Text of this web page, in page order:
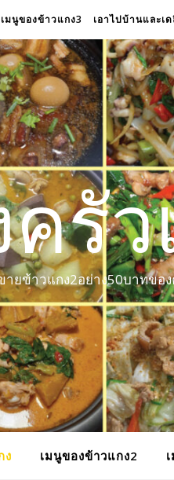
เมนูของข้าวแกง3 เอาไปบ้านและเด
รั
ายข้าวแกง2อย่าง50บาทขอ
ง เมนูของข้าวแกง2